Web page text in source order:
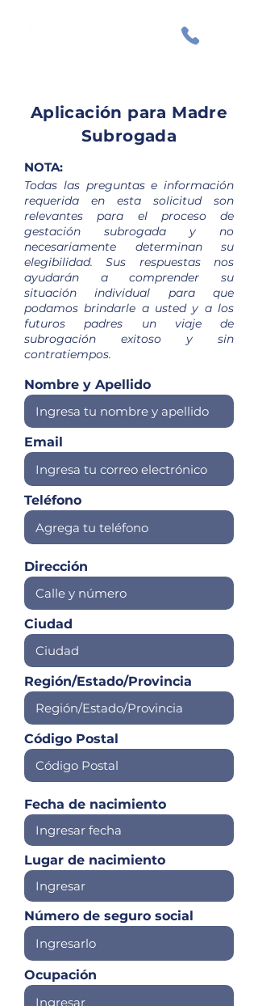
Aplicación para Madre
Subrogada
NOTA:
Todas las preguntas e información
requerida en esta solicitud son
relevantes para el proceso de
gestación subrogada y no
necesariamente determinan su
elegibilidad. Sus respuestas nos
ayudarán a comprender su
situación individual para que
podamos brindarle a usted y a los
futuros padres un viaje de
subrogación exitoso y sin
contratiempos.
Nombre y Apellido
Email
Teléfono
Dirección
Ciudad
Región/Estado/Provincia
Código Postal
Fecha de nacimiento
Lugar de nacimiento
Número de seguro social
Ocupación